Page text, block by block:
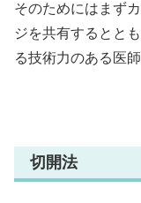
そのためにはまず
ジを共有するとと
る技術力のある医
切開法